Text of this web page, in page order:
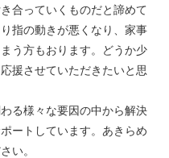
合っていくものだと諦めて
指の動きが悪くなり、家事
う方もおります。どうか少
援させていただきたいと思
る様々な要因の中から解決
ートしています。あきらめ
い。